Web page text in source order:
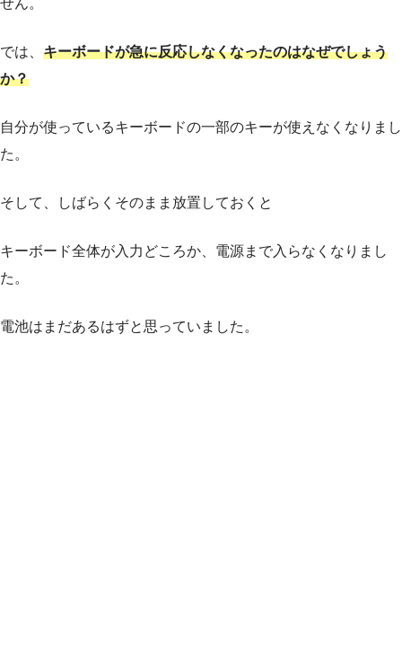
せん。
では、 キーボードが急に反応しなくなったのはなぜでしょう
か？
自分が使っているキーボードの一部のキーが使えなくなりまし
た。
そして、しばらくそのまま放置しておくと
キーボード全体が入力どころか、電源まで入らなくなりまし
た。
電池はまだあるはずと思っていました。